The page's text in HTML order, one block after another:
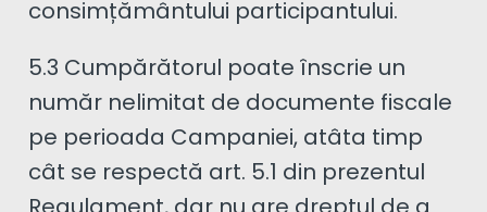
consimțământului participantului.
5.3 Cumpărătorul poate înscrie un
număr nelimitat de documente fiscale
pe perioada Campaniei, atâta timp
cât se respectă art. 5.1 din prezentul